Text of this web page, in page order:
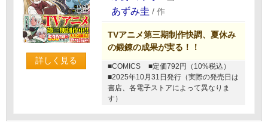
詳しく見る
あずみ圭 / 作
TVアニメ第三期制作快調、夏休み
の鍛錬の成果が実る！！
■COMICS
■定価792円（10%税込）
■2025年10月31日発行（実際の発売日は
書店、各電子ストアによって異なりま
す）